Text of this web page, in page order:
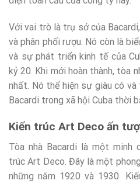
Với vai trò là trụ sở của
và phân phối rượu. Nó còn là
và sự phát triển kinh tế của
kỷ 20. Khi mới hoàn thành, tòa
nhất. Nó thể hiện sự giàu có
Bacardi trong xã hội Cuba thời
Kiến trúc Art Deco ấn
Tòa nhà Bacardi là một minh
trúc Art Deco. Đây là một
những năm 1920 và 1930.